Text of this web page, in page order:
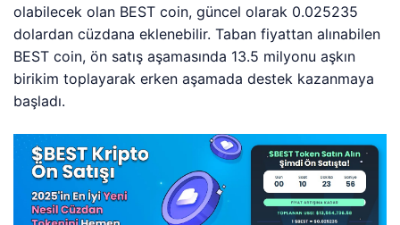
olabilecek olan BEST coin, güncel olarak 0.025235
dolardan cüzdana eklenebilir. Taban fiyattan alınabilen
BEST coin, ön satış aşamasında 13.5 milyonu aşkın
birikim toplayarak erken aşamada destek kazanmaya
başladı.